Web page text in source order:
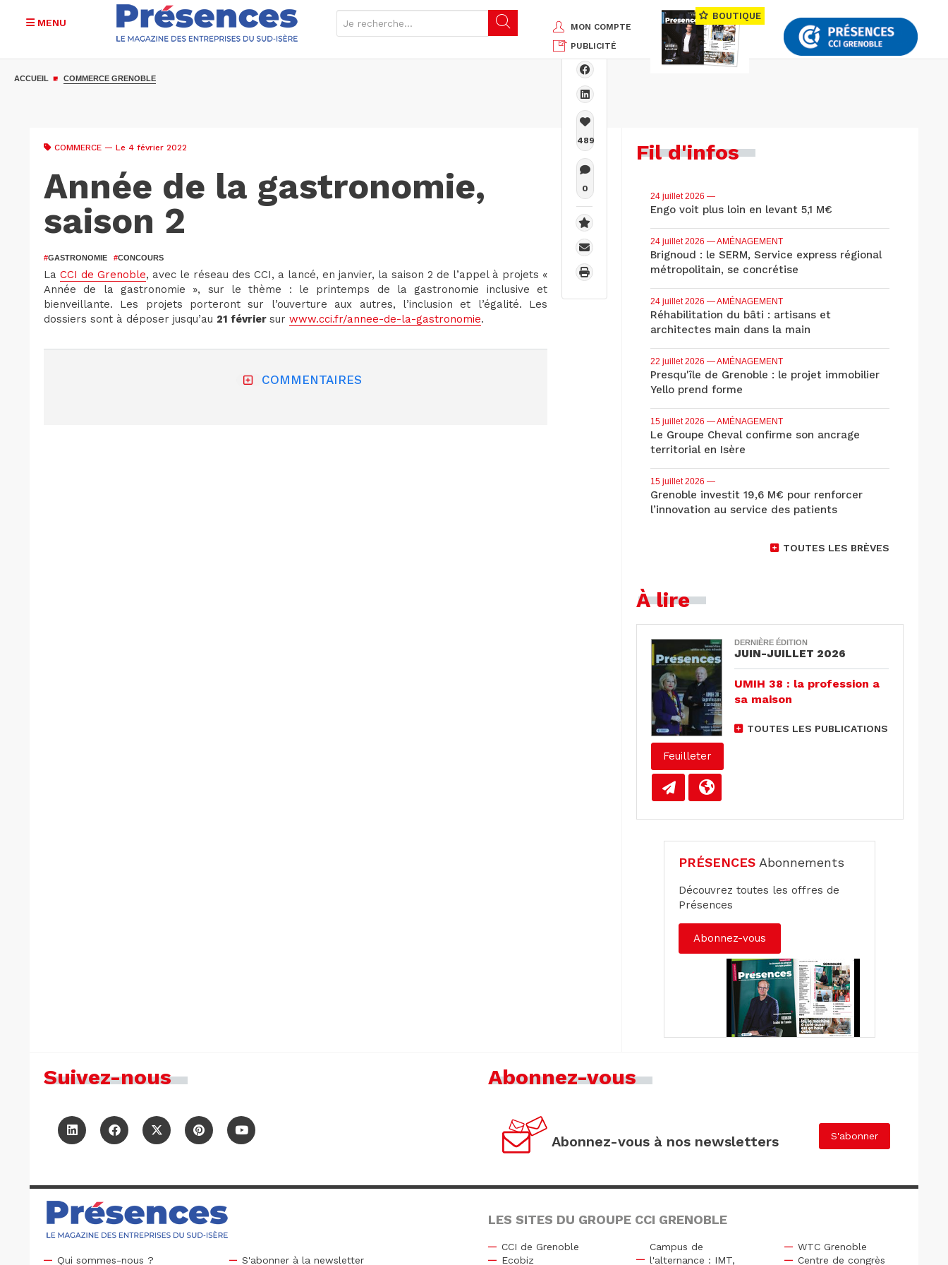
MENU
MON COMPTE
PUBLICITÉ
BOUTIQUE
ACCUEIL COMMERCE GRENOBLE
COMMERCE — Le 4 février 2022
Année de la gastronomie,
saison 2
#GASTRONOMIE #CONCOURS
La CCI de Grenoble, avec le réseau des CCI, a lancé, en janvier, la saison 2 de l’appel à projets «
Année de la gastronomie », sur le thème : le printemps de la gastronomie inclusive et
bienveillante. Les projets porteront sur l’ouverture aux autres, l’inclusion et l’égalité. Les
dossiers sont à déposer jusqu’au 21 février sur www.cci.fr/annee-de-la-gastronomie.
COMMENTAIRES
489
0
Fil d'infos
24 juillet 2026 —
Engo voit plus loin en levant 5,1 M€
24 juillet 2026 — AMÉNAGEMENT
Brignoud : le SERM, Service express régional
métropolitain, se concrétise
24 juillet 2026 — AMÉNAGEMENT
Réhabilitation du bâti : artisans et
architectes main dans la main
22 juillet 2026 — AMÉNAGEMENT
Presqu'île de Grenoble : le projet immobilier
Yello prend forme
15 juillet 2026 — AMÉNAGEMENT
Le Groupe Cheval confirme son ancrage
territorial en Isère
15 juillet 2026 —
Grenoble investit 19,6 M€ pour renforcer
l’innovation au service des patients
TOUTES LES BRÈVES
À lire
Feuilleter
DERNIÈRE ÉDITION
JUIN-JUILLET 2026
UMIH 38 : la profession a
sa maison
TOUTES LES PUBLICATIONS
PRÉSENCES Abonnements
Découvrez toutes les offres de
Présences
Abonnez-vous
Suivez-nous Abonnez-vous
Abonnez-vous à nos newsletters S'abonner
Qui sommes-nous ? S'abonner à la newsletter
LES SITES DU GROUPE CCI GRENOBLE
CCI de Grenoble
Ecobiz
Campus de
l'alternance : IMT,
WTC Grenoble
Centre de congrès